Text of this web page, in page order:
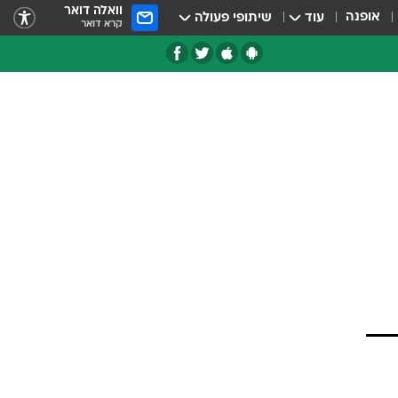
אופנה עוד שיתופי פעולה וואלה דואר
קרא דואר